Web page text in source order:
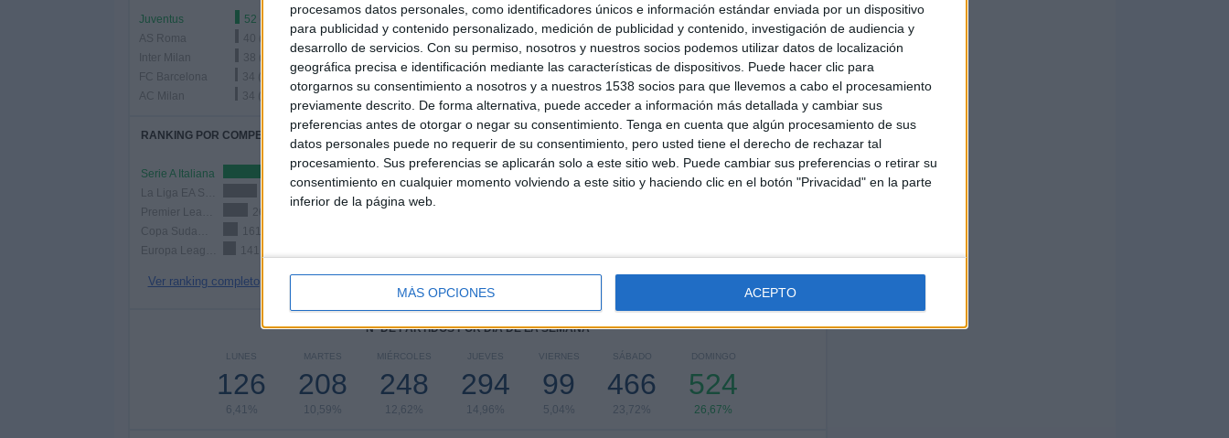
procesamos datos personales, como identificadores únicos e información estándar enviada por un dispositivo
para publicidad y contenido personalizado, medición de publicidad y contenido, investigación de audiencia y
desarrollo de servicios. Con su permiso, nosotros y nuestros socios podemos utilizar datos de localización
geográfica precisa e identificación mediante las características de dispositivos. Puede hacer clic para
otorgarnos su consentimiento a nosotros y a nuestros 1538 socios para que llevemos a cabo el procesamiento
previamente descrito. De forma alternativa, puede acceder a información más detallada y cambiar sus
preferencias antes de otorgar o negar su consentimiento. Tenga en cuenta que algún procesamiento de sus
datos personales puede no requerir de su consentimiento, pero usted tiene el derecho de rechazar tal
procesamiento. Sus preferencias se aplicarán solo a este sitio web. Puede cambiar sus preferencias o retirar su
consentimiento en cualquier momento volviendo a este sitio y haciendo clic en el botón "Privacidad" en la parte
inferior de la página web.
MÁS OPCIONES ACEPTO
Juventus
52 (2,65%)
AS Roma
40 (2,04%)
Inter Milan
38 (1,93%)
FC Barcelona
34 (1,73%)
AC Milan
34 (1,73%)
Juventus
35 (1,78%)
Arsenal
33 (1,68%)
RANKING POR COMPETICIONES
Serie A Italiana
406 (20,66%)
265 (13,49%)
161 (8,19%)
Ver ranking completo
RANKING POR DEPORTES
1.965 (100%)
Nº DE PARTIDOS POR DÍA DE LA SEMANA
LUNES
126
6,41%
MARTES
208
10,59%
MIÉRCOLES
248
12,62%
JUEVES
294
14,96%
VIERNES
99
5,04%
SÁBADO
466
23,72%
DOMINGO
524
26,67%